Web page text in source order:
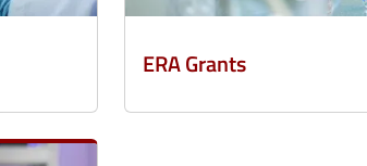
ERA Grants